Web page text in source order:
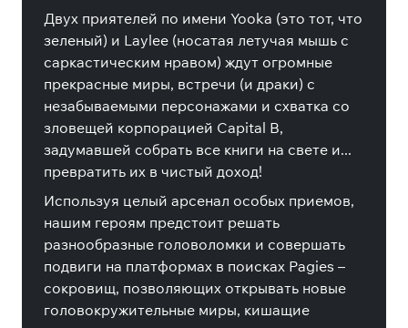
Двух приятелей по имени Yooka (это тот, что
зеленый) и Laylee (носатая летучая мышь с
саркастическим нравом) ждут огромные
прекрасные миры, встречи (и драки) с
незабываемыми персонажами и схватка со
зловещей корпорацией Capital B,
задумавшей собрать все книги на свете и...
превратить их в чистый доход!
Используя целый арсенал особых приемов,
нашим героям предстоит решать
разнообразные головоломки и совершать
подвиги на платформах в поисках Pagies –
сокровищ, позволяющих открывать новые
головокружительные миры, кишащие